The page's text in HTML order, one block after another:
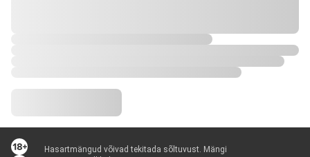
Hasartmängud võivad tekitada sõltuvust. Mängi